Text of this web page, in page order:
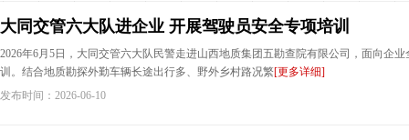
大同交管六大队进企业 开展驾驶员安全专项培训
2026年6月5日，大同交管六大队民警走进山西地质集团五勘查院有限公司，面向企
训。结合地质勘探外勤车辆长途出行多、野外乡村路况繁[更多详细]
发布时间：2026-06-10